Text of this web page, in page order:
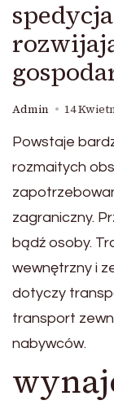
Admin 14
Powstaje
rozmaitych
zagraniczny.
bądź osoby.
wewnętrzny i
dotyczy
transport
nabywców.